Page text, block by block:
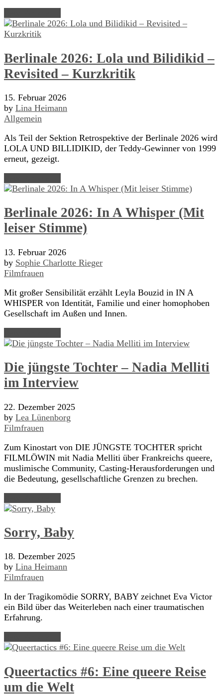
Berlinale 2026: Lola und Bilidikid –
Revisited – Kurzkritik
15. Februar 2026
by Lina Heimann
Allgemein
Als Teil der Sektion Retrospektive der Berlinale 2026 wird
LOLA UND BILLIDIKID, der Teddy-Gewinner von 1999
erneut, gezeigt.
Berlinale 2026: In A Whisper (Mit
leiser Stimme)
13. Februar 2026
by Sophie Charlotte Rieger
Filmfrauen
Mit großer Sensibilität erzählt Leyla Bouzid in IN A
WHISPER von Identität, Familie und einer homophoben
Gesellschaft im Außen und Innen.
Die jüngste Tochter – Nadia Melliti
im Interview
22. Dezember 2025
by Lea Lünenborg
Filmfrauen
Zum Kinostart von DIE JÜNGSTE TOCHTER spricht
FILMLÖWIN mit Nadia Melliti über Frankreichs queere,
muslimische Community, Casting-Herausforderungen und
die Bedeutung, gesellschaftliche Grenzen zu brechen.
Sorry, Baby
18. Dezember 2025
by Lina Heimann
Filmfrauen
In der Tragikomödie SORRY, BABY zeichnet Eva Victor
ein Bild über das Weiterleben nach einer traumatischen
Erfahrung.
Queertactics #6: Eine queere Reise
um die Welt